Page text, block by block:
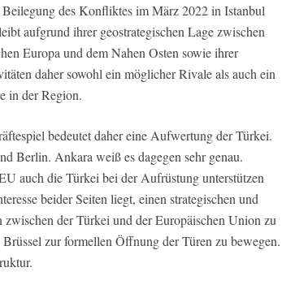
des Konfliktes im März 2022 in Istanbul
aufgrund ihrer geostrategischen Lage zwischen
Europa und dem Nahen Osten sowie ihrer
daher sowohl ein möglicher Rivale als auch ein
in der Region.
bedeutet daher eine Aufwertung der Türkei.
Berlin. Ankara weiß es dagegen sehr genau.
auch die Türkei bei der Aufrüstung unterstützen
beider Seiten liegt, einen strategischen und
der Türkei und der Europäischen Union zu
zur formellen Öffnung der Türen zu bewegen.